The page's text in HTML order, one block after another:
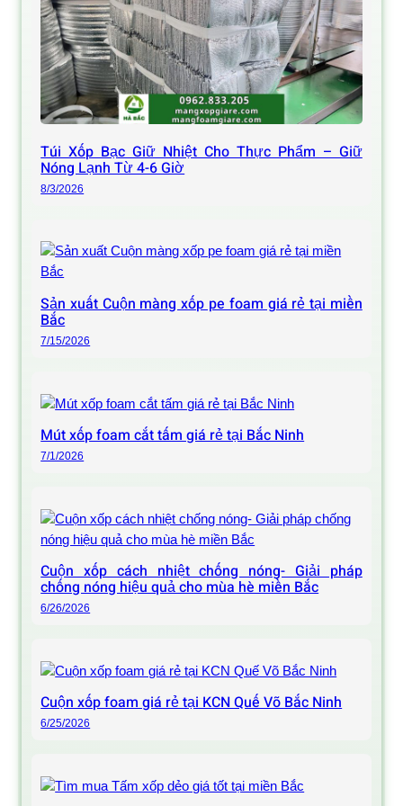
Túi Xốp Bạc Giữ Nhiệt Cho Thực Phẩm – Giữ
Nóng Lạnh Từ 4-6 Giờ
8/3/2026
Sản xuất Cuộn màng xốp pe foam giá rẻ tại miền
Bắc
7/15/2026
Mút xốp foam cắt tấm giá rẻ tại Bắc Ninh
7/1/2026
Cuộn xốp cách nhiệt chống nóng- Giải pháp
chống nóng hiệu quả cho mùa hè miền Bắc
6/26/2026
Cuộn xốp foam giá rẻ tại KCN Quế Võ Bắc Ninh
6/25/2026